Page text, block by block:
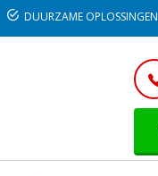
DUURZAME OPLOSSINGEN